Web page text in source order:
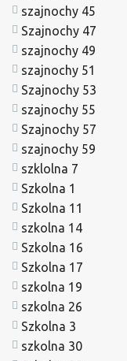
szajnochy 45
Szajnochy 47
szajnochy 49
szajnochy 51
Szajnochy 53
szajnochy 55
Szajnochy 57
szajnochy 59
szklolna 7
Szkolna 1
Szkolna 11
szkolna 14
Szkolna 16
Szkolna 17
szkolna 19
szkolna 26
Szkolna 3
szkolna 30